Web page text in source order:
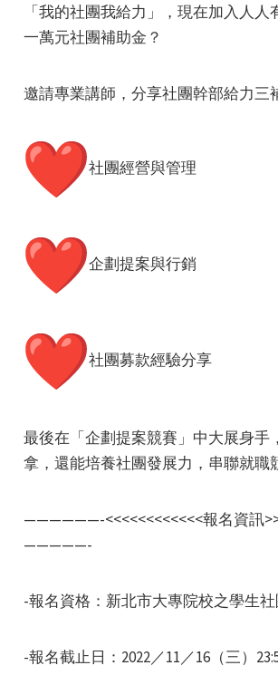
「我的社團我給力」，現在加入人人
一萬元社團補助金？
邀請專業講師，分享社團幹部給力三
️社團經營與管理
️企劃提案與行銷
️社團募款經驗分享
最後在「企劃提案競賽」中大展身手
拿，還能培養社團發展力，串聯就職
——————-<<<<<<<<<<<<報名資訊
—————-
-報名資格：新北市大專院校之學生
-報名截止日：2022／11／16（三）